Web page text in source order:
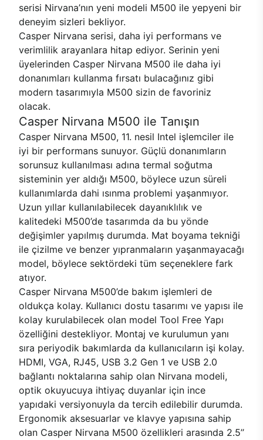
serisi Nirvana’nın yeni modeli M500 ile yepyeni bir
deneyim sizleri bekliyor.
Casper Nirvana serisi, daha iyi performans ve
verimlilik arayanlara hitap ediyor. Serinin yeni
üyelerinden Casper Nirvana M500 ile daha iyi
donanımları kullanma fırsatı bulacağınız gibi
modern tasarımıyla M500 sizin de favoriniz
olacak.
Casper Nirvana M500 ile Tanışın
Casper Nirvana M500, 11. nesil Intel işlemciler ile
iyi bir performans sunuyor. Güçlü donanımların
sorunsuz kullanılması adına termal soğutma
sisteminin yer aldığı M500, böylece uzun süreli
kullanımlarda dahi ısınma problemi yaşanmıyor.
Uzun yıllar kullanılabilecek dayanıklılık ve
kalitedeki M500’de tasarımda da bu yönde
değişimler yapılmış durumda. Mat boyama tekniği
ile çizilme ve benzer yıpranmaların yaşanmayacağı
model, böylece sektördeki tüm seçeneklere fark
atıyor.
Casper Nirvana M500’de bakım işlemleri de
oldukça kolay. Kullanıcı dostu tasarımı ve yapısı ile
kolay kurulabilecek olan model Tool Free Yapı
özelliğini destekliyor. Montaj ve kurulumun yanı
sıra periyodik bakımlarda da kullanıcıların işi kolay.
HDMI, VGA, RJ45, USB 3.2 Gen 1 ve USB 2.0
bağlantı noktalarına sahip olan Nirvana modeli,
optik okuyucuya ihtiyaç duyanlar için ince
yapıdaki versiyonuyla da tercih edilebilir durumda.
Ergonomik aksesuarlar ve klavye yapısına sahip
olan Casper Nirvana M500 özellikleri arasında 2.5’’